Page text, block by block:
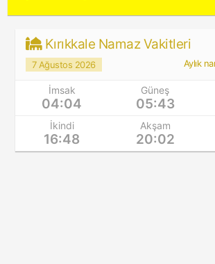
Kırıkkale Namaz Vakitleri
7 Ağustos 2026 Aylık
İmsak
04:04
Güneş
05:43
İkindi
16:48
Akşam
20:02